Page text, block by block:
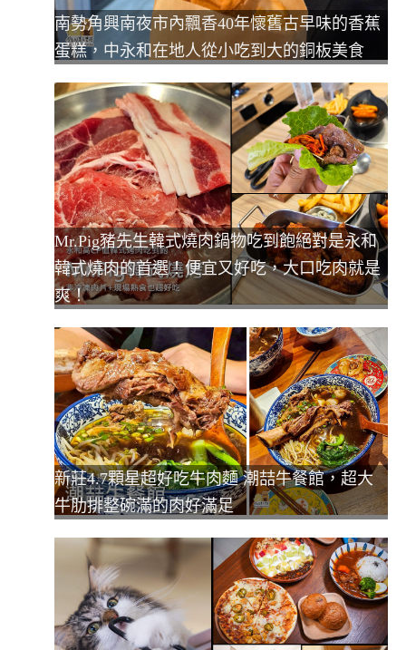
南勢角興南夜市內飄香40年懷舊古早味的香蕉
蛋糕，中永和在地人從小吃到大的銅板美食
Mr.Pig豬先生韓式燒肉鍋物吃到飽絕對是永和
韓式燒肉的首選！便宜又好吃，大口吃肉就是
爽！
新莊4.7顆星超好吃牛肉麵 潮喆牛餐館，超大
牛肋排整碗滿的肉好滿足